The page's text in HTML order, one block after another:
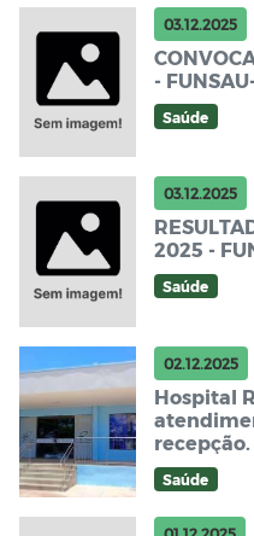
03.12.2025
-
Saúde
03.12.2025
2025 -
Saúde
02.12.2025
Hospital
recepção.
Saúde